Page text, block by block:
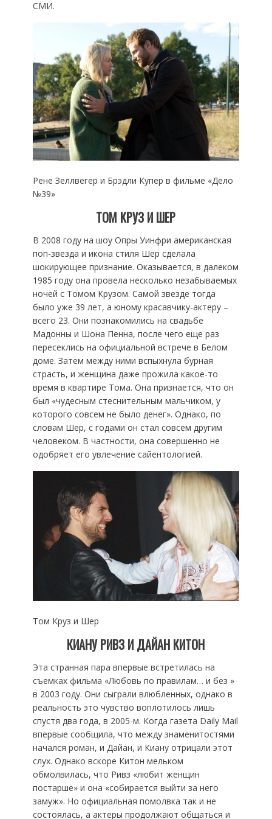
СМИ.
Рене Зеллвегер и Брэдли Купер в фильме «‎Дело
№39»‎
ТОМ КРУЗ И ШЕР
В 2008 году на шоу Опры Уинфри американская
поп-звезда и икона стиля Шер сделала
шокирующее признание. Оказывается, в далеком
1985 году она провела несколько незабываемых
ночей с Томом Крузом. Самой звезде тогда
было уже 39 лет, а юному красавчику-актеру –
всего 23. Они познакомились на свадьбе
Мадонны и Шона Пенна, после чего еще раз
пересеклись на официальной встрече в Белом
доме. Затем между ними вспыхнула бурная
страсть, и женщина даже прожила какое-то
время в квартире Тома. Она признается, что он
был «чудесным стеснительным мальчиком, у
которого совсем не было денег». Однако, по
словам Шер, с годами он стал совсем другим
человеком. В частности, она совершенно не
одобряет его увлечение сайентологией.
Том Круз и Шер
КИАНУ РИВЗ И ДАЙАН КИТОН
Эта странная пара впервые встретилась на
съемках фильма «Любовь по правилам… и без »
в 2003 году. Они сыграли влюбленных, однако в
реальность это чувство воплотилось лишь
спустя два года, в 2005-м. Когда газета Daily Mail
впервые сообщила, что между знаменитостями
начался роман, и Дайан, и Киану отрицали этот
слух. Однако вскоре Китон мельком
обмолвилась, что Ривз «любит женщин
постарше» и она «собирается выйти за него
замуж». Но официальная помолвка так и не
состоялась, а актеры продолжают общаться и